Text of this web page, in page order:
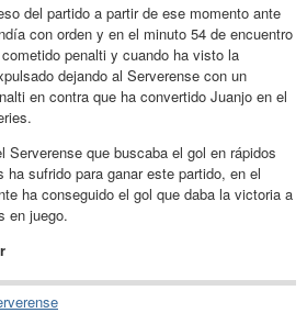
del partido a partir de ese momento ante
con orden y en el minuto 54 de encuentro
penalti y cuando ha visto la
dejando al Serverense con un
en contra que ha convertido Juanjo en el
Serverense que buscaba el gol en rápidos
ha sufrido para ganar este partido, en el
ha conseguido el gol que daba la victoria a
en juego.